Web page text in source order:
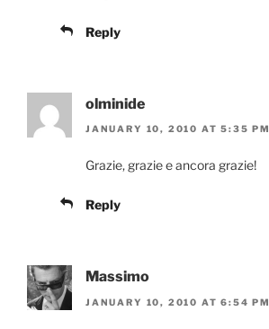
Reply
olminide
JANUARY 10, 2010 AT 5:35 PM
Grazie, grazie e ancora grazie!
Reply
Massimo
JANUARY 10, 2010 AT 6:54 PM